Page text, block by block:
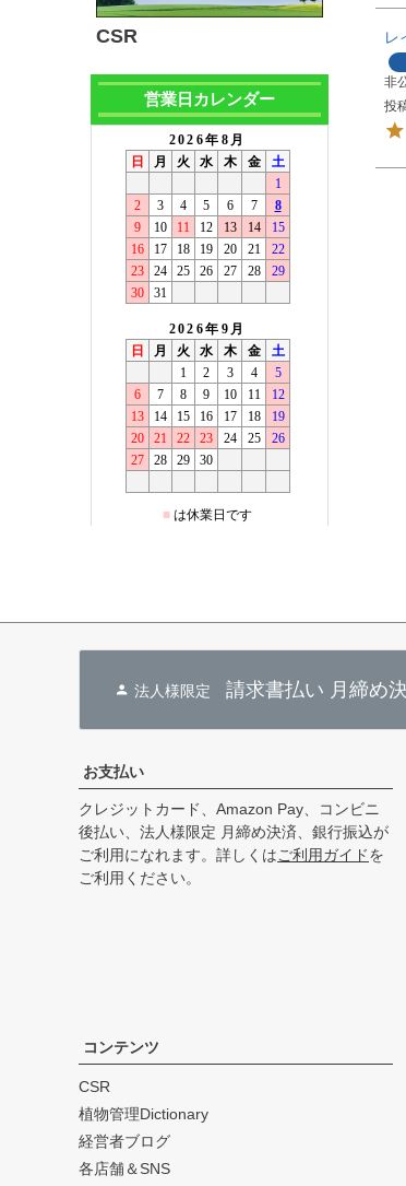
CSR
営業日カレンダー
レ
非
投
法人様限定請求書払い 月締め
お支払い
クレジットカード、Amazon Pay、コンビニ
後払い、法人様限定 月締め決済、銀行振込が
ご利用になれます。詳しくはご利用ガイドを
ご利用ください。
コンテンツ
CSR
植物管理Dictionary
経営者ブログ
各店舗＆SNS